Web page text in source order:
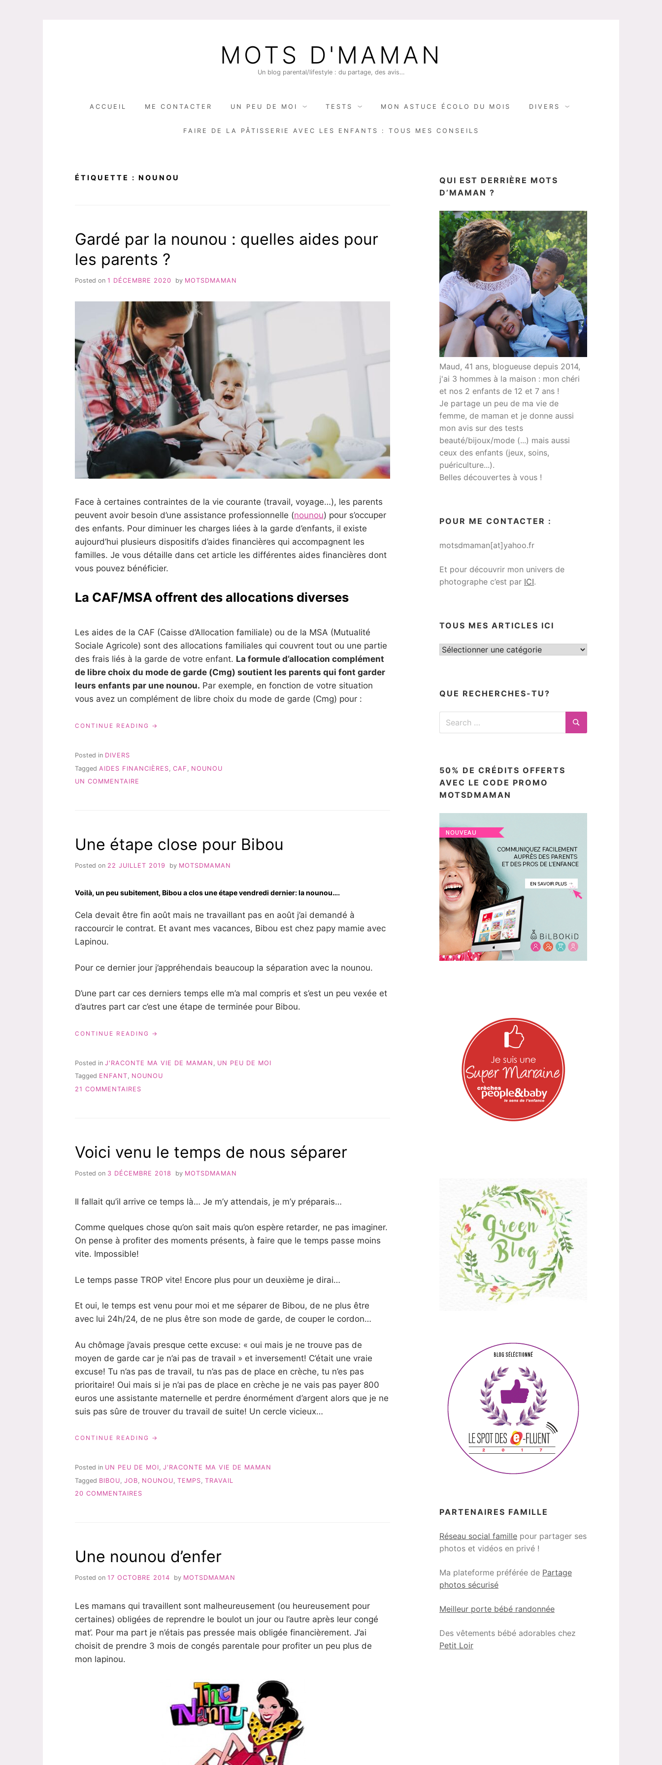
MOTS D'MAMAN
Un blog parental/lifestyle : du partage, des avis…
ACCUEIL ME CONTACTER UN PEU DE MOI TESTS MON ASTUCE ÉCOLO DU MOIS DIVERS
FAIRE DE LA PÂTISSERIE AVEC LES ENFANTS : TOUS MES CONSEILS
ÉTIQUETTE : NOUNOU
Gardé par la nounou : quelles aides pour
les parents ?
Posted on 1 DÉCEMBRE 2020 by MOTSDMAMAN
Face à certaines contraintes de la vie courante (travail, voyage…), les parents
peuvent avoir besoin d’une assistance professionnelle (nounou) pour s’occuper
des enfants. Pour diminuer les charges liées à la garde d’enfants, il existe
aujourd’hui plusieurs dispositifs d’aides financières qui accompagnent les
familles. Je vous détaille dans cet article les différentes aides financières dont
vous pouvez bénéficier.
La CAF/MSA offrent des allocations diverses
Les aides de la CAF (Caisse d’Allocation familiale) ou de la MSA (Mutualité
Sociale Agricole) sont des allocations familiales qui couvrent tout ou une partie
des frais liés à la garde de votre enfant. La formule d’allocation complément
de libre choix du mode de garde (Cmg) soutient les parents qui font garder
leurs enfants par une nounou. Par exemple, en fonction de votre situation
vous avez un complément de libre choix du mode de garde (Cmg) pour :
CONTINUE READING « GARDÉ
QUELLES
Posted in DIVERS
Tagged AIDES FINANCIÈRES CAF
NOUNOU
UN COMMENTAIRE
QUELLES
AIDES
LES
Une étape close pour Bibou
Posted on 22 JUILLET 2019 by MOTSDMAMAN
Voilà, un peu subitement, Bibou a clos une étape vendredi dernier: la nounou….
Cela devait être fin août mais ne travaillant pas en août j’ai demandé à
raccourcir le contrat. Et avant mes vacances, Bibou est chez papy mamie avec
Lapinou.
Pour ce dernier jour j’appréhendais beaucoup la séparation avec la nounou.
D’une part car ces derniers temps elle m’a mal compris et s’est un peu vexée et
d’autres part car c’est une étape de terminée pour Bibou.
CONTINUE READING « UNE
POUR
Posted in J'RACONTE MA VIE DE MAMAN , UN PEU DE MOI
Tagged ENFANT, NOUNOU
21 COMMENTAIRES
Voici venu le temps de nous séparer
Posted on 3 DÉCEMBRE 2018 by MOTSDMAMAN
Il fallait qu’il arrive ce temps là… Je m’y attendais, je m’y préparais…
Comme quelques chose qu’on sait mais qu’on espère retarder, ne pas imaginer.
On pense à profiter des moments présents, à faire que le temps passe moins
vite. Impossible!
Le temps passe TROP vite! Encore plus pour un deuxième je dirai…
Et oui, le temps est venu pour moi et me séparer de Bibou, de ne plus être
avec lui 24h/24, de ne plus être son mode de garde, de couper le cordon…
Au chômage j’avais presque cette excuse: « oui mais je ne trouve pas de
moyen de garde car je n’ai pas de travail » et inversement! C’était une vraie
excuse! Tu n’as pas de travail, tu n’as pas de place en crèche, tu n’es pas
prioritaire! Oui mais si je n’ai pas de place en crèche je ne vais pas payer 800
euros une assistante maternelle et perdre énormément d’argent alors que je ne
suis pas sûre de trouver du travail de suite! Un cercle vicieux…
CONTINUE READING « VOICI
TEMPS
NOUS
Posted in UN PEU DE MOI, J'RACONTE MA VIE DE MAMAN
Tagged BIBOU JOB NOUNOU TEMPS TRAVAIL
20 COMMENTAIRES
NOUS
SÉPARER
Une nounou d’enfer
Posted on 17 OCTOBRE 2014 by MOTSDMAMAN
Les mamans qui travaillent sont malheureusement (ou heureusement pour
certaines) obligées de reprendre le boulot un jour ou l’autre après leur congé
mat’. Pour ma part je n’étais pas pressée mais obligée financièrement. J’ai
choisit de prendre 3 mois de congés parentale pour profiter un peu plus de
mon lapinou.
QUI EST DERRIÈRE MOTS
D’MAMAN ?
Maud, 41 ans, blogueuse depuis 2014,
j'ai 3 hommes à la maison : mon chéri
et nos 2 enfants de 12 et 7 ans !
Je partage un peu de ma vie de
femme, de maman et je donne aussi
mon avis sur des tests
beauté/bijoux/mode (...) mais aussi
ceux des enfants (jeux, soins,
puériculture...).
Belles découvertes à vous !
POUR ME CONTACTER :
motsdmaman[at]yahoo.fr
Et pour découvrir mon univers de
photographe c’est par ICI.
TOUS MES ARTICLES ICI
Tous
QUE RECHERCHES-TU?
Search
Search
50% DE CRÉDITS OFFERTS
AVEC LE CODE PROMO
MOTSDMAMAN
PARTENAIRES FAMILLE
Réseau social famille pour partager ses
photos et vidéos en privé !
Ma plateforme préférée de Partage
photos sécurisé
Meilleur porte bébé randonnée
Des vêtements bébé adorables chez
Petit Loir